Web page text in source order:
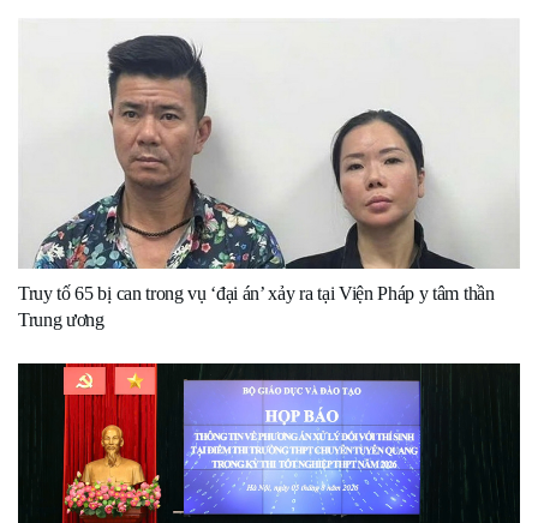
Truy tố 65 bị can trong vụ ‘đại án’ xảy ra tại Viện Pháp y tâm thần
Trung ương